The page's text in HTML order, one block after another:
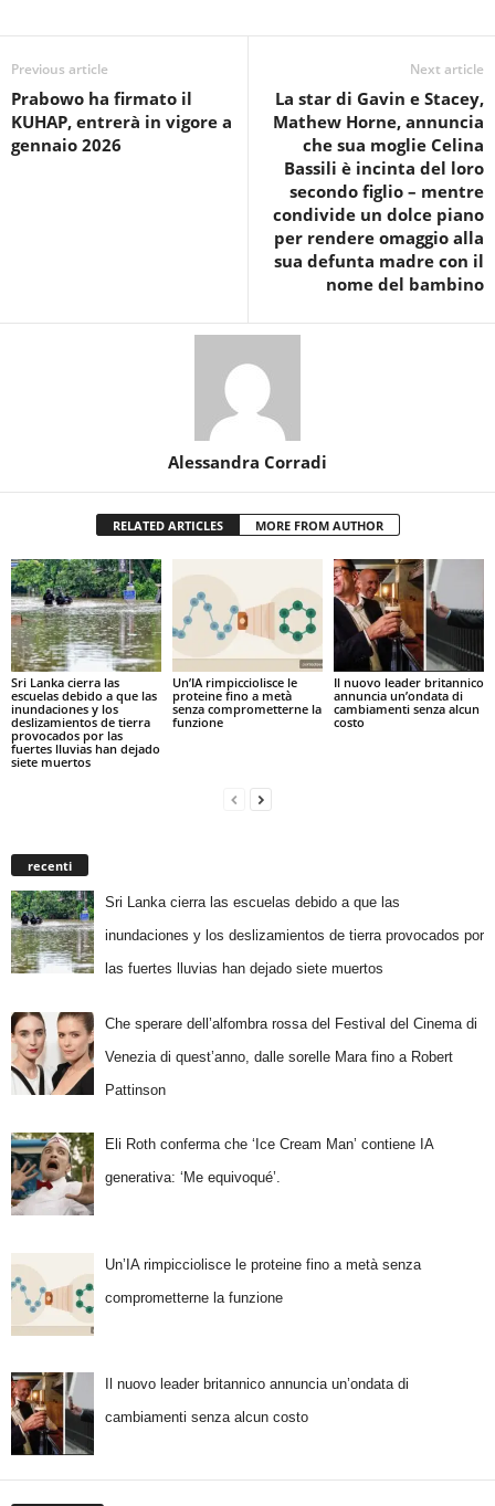
Previous article
Prabowo ha firmato il
KUHAP, entrerà in vigore a
gennaio 2026
Next article
La star di Gavin e Stacey,
Mathew Horne, annuncia
che sua moglie Celina
Bassili è incinta del loro
secondo figlio – mentre
condivide un dolce piano
per rendere omaggio alla
sua defunta madre con il
nome del bambino
Alessandra Corradi
RELATED ARTICLES MORE FROM AUTHOR
Sri Lanka cierra las
escuelas debido a que las
inundaciones y los
deslizamientos de tierra
provocados por las
fuertes lluvias han dejado
siete muertos
Un’IA rimpicciolisce le
proteine fino a metà
senza comprometterne la
funzione
Il nuovo leader britannico
annuncia un’ondata di
cambiamenti senza alcun
costo
recenti
Sri Lanka cierra las escuelas debido a que las
inundaciones y los deslizamientos de tierra provocados por
las fuertes lluvias han dejado siete muertos
Che sperare dell’alfombra rossa del Festival del Cinema di
Venezia di quest’anno, dalle sorelle Mara fino a Robert
Pattinson
Eli Roth conferma che ‘Ice Cream Man’ contiene IA
generativa: ‘Me equivoqué’.
Un’IA rimpicciolisce le proteine fino a metà senza
comprometterne la funzione
Il nuovo leader britannico annuncia un’ondata di
cambiamenti senza alcun costo